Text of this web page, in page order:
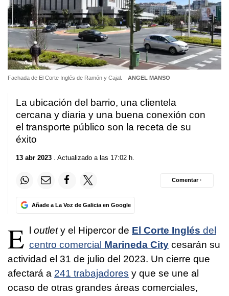
Fachada de El Corte Inglés de Ramón y Cajal. ANGEL MANSO
La ubicación del barrio, una clientela
cercana y diaria y una buena conexión con
el transporte público son la receta de su
éxito
13 abr 2023 . Actualizado a las 17:02 h.
Añade a La Voz de Galicia en Google
Comentar ·
E l outlety el Hipercor de El Corte Inglés del
centro comercial Marineda City cesarán su
actividad el 31 de julio del 2023. Un cierre que
afectará a 241 trabajadores y que se une al
ocaso de otras grandes áreas comerciales,